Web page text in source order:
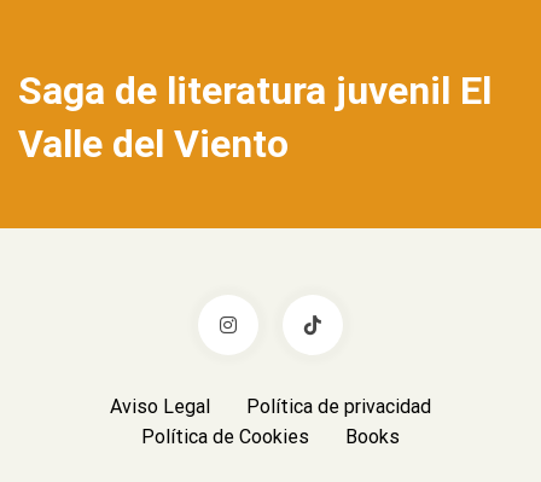
Saga de literatura juvenil El
Valle del Viento
Aviso Legal
Política de privacidad
Política de Cookies
Books